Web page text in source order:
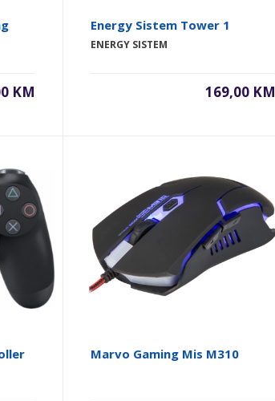
KM
Energy Sistem Tower 1
ENERGY SISTEM
169,00 KM
Marvo Gaming Mis M310